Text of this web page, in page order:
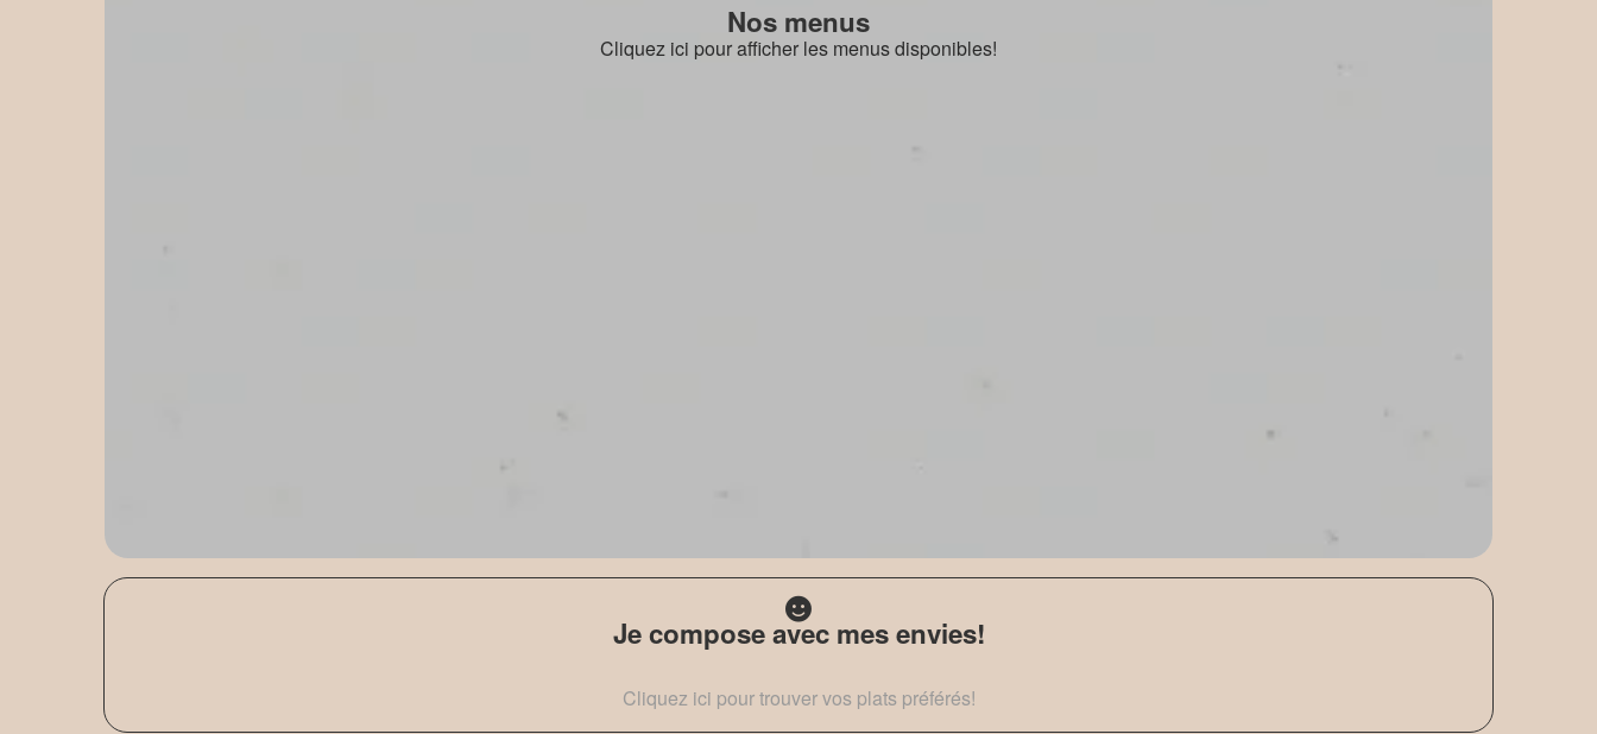
Nos menus
Cliquez ici pour afficher les menus disponibles!
Je compose avec mes envies!
Cliquez ici pour trouver vos plats préférés!